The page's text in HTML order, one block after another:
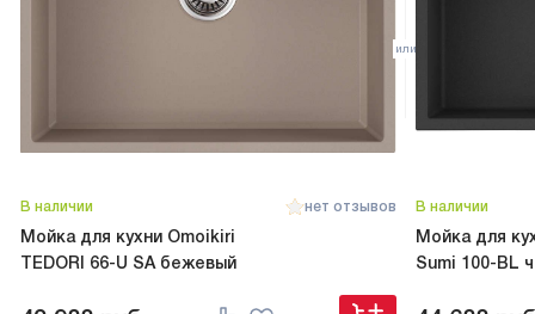
В наличии нет отзывов
Мойка для кухни Omoikiri
TEDORI 66-U SA бежевый
В наличии
Мойка для
Sumi 100-BL